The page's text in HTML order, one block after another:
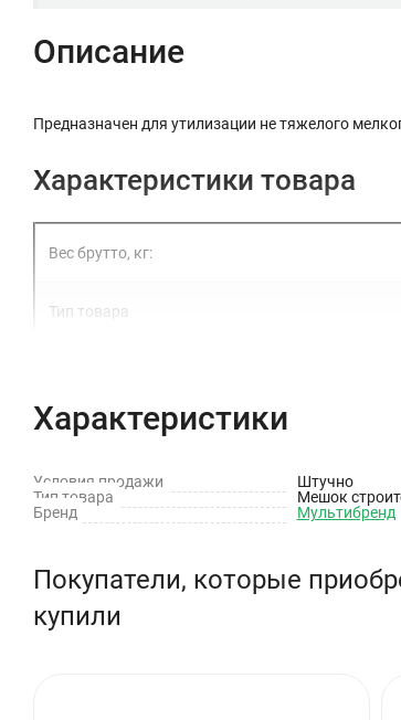
Описание
Предназначен для утилизации не тяжелого
Характеристики товара
Вес брутто, кг:
Тип товара
Размеры, см
Максимальная нагрузка, кг
Характеристики
Условия продажи Штучно
Тип товара
Мешок
Бренд
Мультибренд
Покупатели, которые
купили